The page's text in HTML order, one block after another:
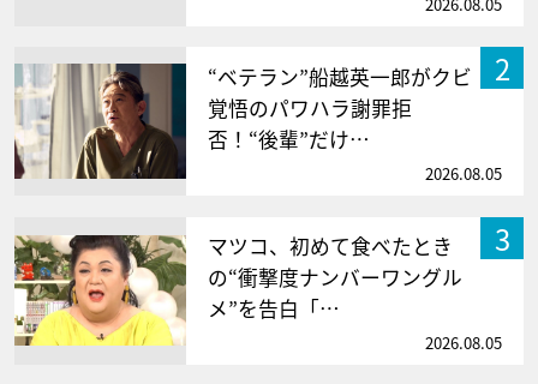
2
“ベテラン”船越英一郎がクビ
覚悟のパワハラ謝罪拒
否！“後輩”だけ…
2026.08.05
3
マツコ、初めて食べたとき
の“衝撃度ナンバーワングル
メ”を告白「…
2026.08.05